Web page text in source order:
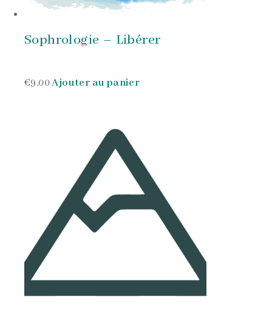
Sophrologie – Libérer
€9,00Ajouter au panier